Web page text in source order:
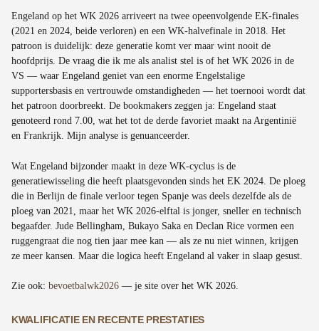
Engeland op het WK 2026 arriveert na twee opeenvolgende EK-finales
(2021 en 2024, beide verloren) en een WK-halvefinale in 2018. Het
patroon is duidelijk: deze generatie komt ver maar wint nooit de
hoofdprijs. De vraag die ik me als analist stel is of het WK 2026 in de
VS — waar Engeland geniet van een enorme Engelstalige
supportersbasis en vertrouwde omstandigheden — het toernooi wordt dat
het patroon doorbreekt. De bookmakers zeggen ja: Engeland staat
genoteerd rond 7.00, wat het tot de derde favoriet maakt na Argentinië
en Frankrijk. Mijn analyse is genuanceerder.
Wat Engeland bijzonder maakt in deze WK-cyclus is de
generatiewisseling die heeft plaatsgevonden sinds het EK 2024. De ploeg
die in Berlijn de finale verloor tegen Spanje was deels dezelfde als de
ploeg van 2021, maar het WK 2026-elftal is jonger, sneller en technisch
begaafder. Jude Bellingham, Bukayo Saka en Declan Rice vormen een
ruggengraat die nog tien jaar mee kan — als ze nu niet winnen, krijgen
ze meer kansen. Maar die logica heeft Engeland al vaker in slaap gesust.
Zie ook: bevoetbalwk2026 — je site over het WK 2026.
KWALIFICATIE EN RECENTE PRESTATIES